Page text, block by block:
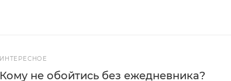
ИНТЕРЕСНОЕ
Кому не обойтись без ежедневника?